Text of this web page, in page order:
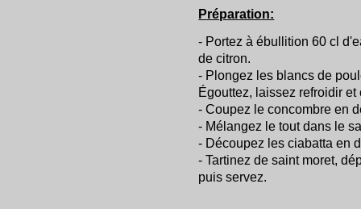
Préparation:
- Portez à ébullition 60 cl
de citron.
- Plongez les blancs de
Égouttez, laissez refroidir
- Coupez le concombre en
- Mélangez le tout dans le
- Découpez les ciabatta en
- Tartinez de saint moret,
puis servez.